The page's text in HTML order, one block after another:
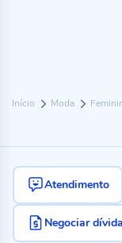
Início Moda
Atendimento
Negociar dívida